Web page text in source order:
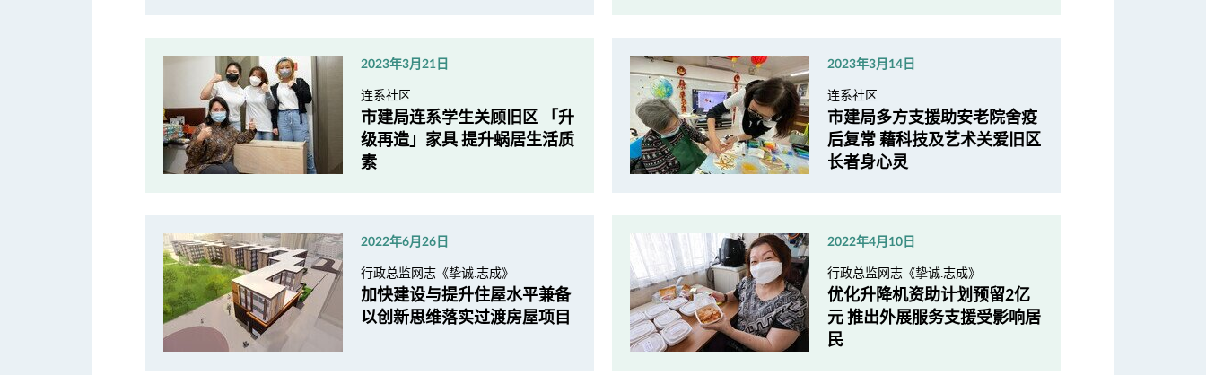
2023年3月21日
连系社区
市建局连系学生关顾旧区 「升
级再造」家具 提升蜗居生活质
素
2023年3月14日
连系社区
市建局多方支援助安老院舍疫
后复常 藉科技及艺术关爱旧区
长者身心灵
2022年6月26日
行政总监网志《挚诚.志成》
加快建设与提升住屋水平兼备
以创新思维落实过渡房屋项目
2022年4月10日
行政总监网志《挚诚.志成》
优化升降机资助计划预留2亿
元 推出外展服务支援受影响居
民